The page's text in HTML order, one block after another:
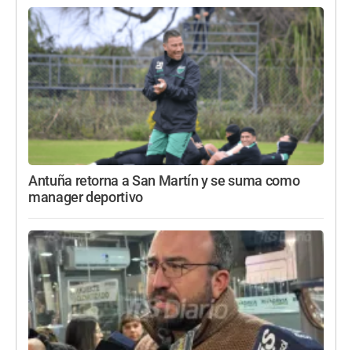
Antuña retorna a San Martín y se suma como
manager deportivo